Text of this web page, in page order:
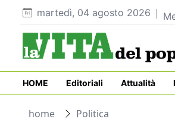
martedì, 04 agosto 2026
HOME Editoriali Attualità
home Politica